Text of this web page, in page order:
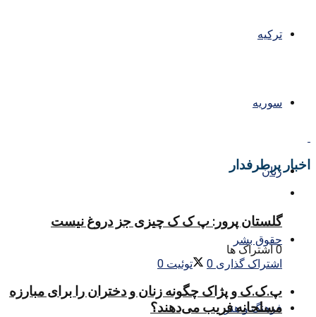
ترکیه
سوریه
زنان
حقوق بشر
فرهنگ و هنر
اخبار پرطرفدار
گلستان پرور: پ ک ک چیزی جز دروغ نیست
0 اشتراک ها
اشتراک گذاری 0 توئیت 0
پ.ک.ک و پژاک چگونه زنان و دختران را برای مبارزه
مسلحانه فریب می‌دهند؟